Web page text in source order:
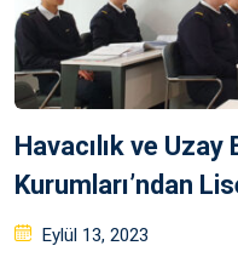
Havacılık ve
Kurumları’ndan
Posted
Eylül 13, 2023